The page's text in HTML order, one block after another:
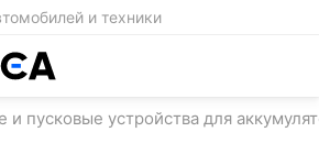
и техники
и пусковые устройства для